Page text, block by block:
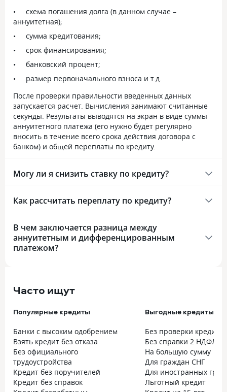
схема погашения долга (в данном случае –
аннуитетная);
сумма кредитования;
срок финансирования;
банковский процент;
размер первоначального взноса и т.д.
После проверки правильности введенных данных
запускается расчет. Вычисления занимают считанные
секунды. Результаты выводятся на экран в виде суммы
аннуитетного платежа (его нужно будет регулярно
вносить в течение всего срока действия договора с
банком) и общей переплаты по кредиту.
Могу ли я снизить ставку по кредиту?
Как рассчитать переплату по кредиту?
В чем заключается разница между
аннуитетным и дифференцированным
платежом?
Часто ищут
Популярные кредиты
Банки с высоким одобрением
Взять кредит без отказа
Без официального
трудоустройства
Кредит без поручителей
Кредит без справок
Выгодные кредиты
Без проверки
Без справки 2 НДФЛ
На большую сумму
Для граждан СНГ
Для иностранных
Льготный кредит